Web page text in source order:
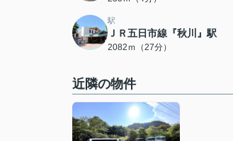
駅
ＪＲ五日市線『秋川』駅
2082ｍ（27分）
近隣の物件